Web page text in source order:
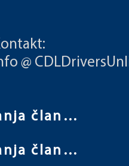
@
Pitanja člana Vijeća
Pitanja člana Vijeća